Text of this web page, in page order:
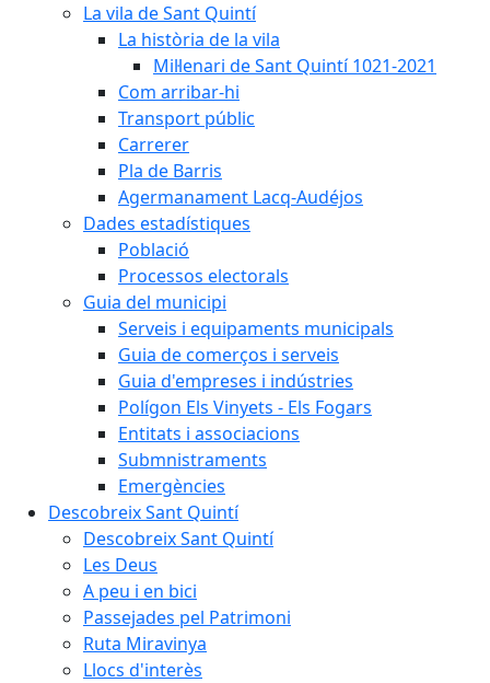
La vila de Sant Quintí
La història de la vila
Mil·lenari de Sant Quintí 1021-2021
Com arribar-hi
Transport públic
Carrerer
Pla de Barris
Agermanament Lacq-Audéjos
Dades estadístiques
Població
Processos electorals
Guia del municipi
Serveis i equipaments municipals
Guia de comerços i serveis
Guia d'empreses i indústries
Polígon Els Vinyets - Els Fogars
Entitats i associacions
Submnistraments
Emergències
Descobreix Sant Quintí
Descobreix Sant Quintí
Les Deus
A peu i en bici
Passejades pel Patrimoni
Ruta Miravinya
Llocs d'interès